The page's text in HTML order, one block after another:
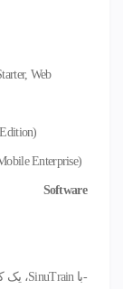
Web
Enterprise)
Software